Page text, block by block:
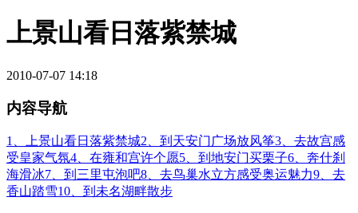
上景山看日落紫禁城
2010-07-07 14:18
内容导航
1、上景山看日落紫禁城2、到天安门广场放风筝3、去故宫感
受皇家气氛4、在雍和宫许个愿5、到地安门买栗子6、奔什刹
海滑冰7、到三里屯泡吧8、去鸟巢水立方感受奥运魅力9、去
香山踏雪10、到未名湖畔散步